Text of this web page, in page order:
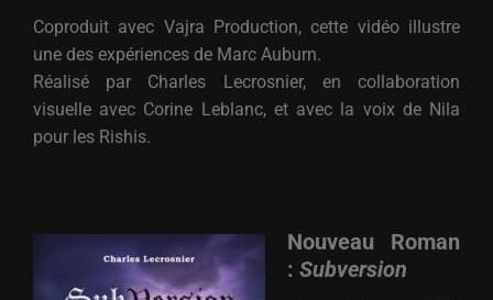
Coproduit avec Vajra Production, cette vidéo illustre
une des expériences de Marc Auburn.
Réalisé par Charles Lecrosnier, en collaboration
visuelle avec Corine Leblanc, et avec la voix de Nila
pour les Rishis.
Nouveau Roman
: Subversion